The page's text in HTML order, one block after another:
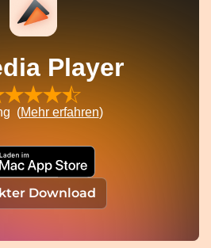
Player
(Mehr erfahren)
Download